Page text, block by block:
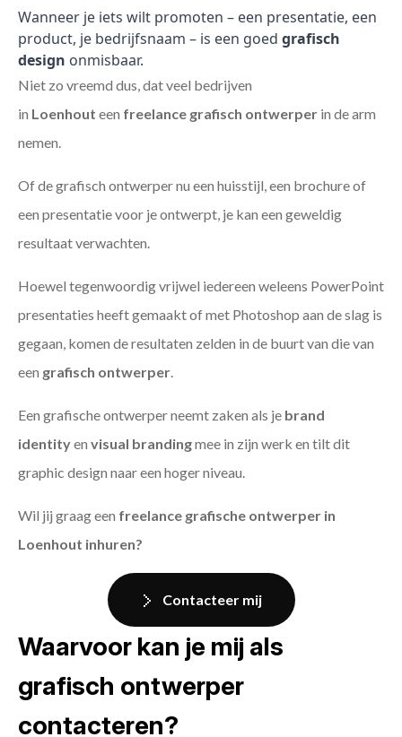
Wanneer je iets wilt promoten – een presentatie, een
product, je bedrijfsnaam – is een goed grafisch
design onmisbaar.
Niet zo vreemd dus, dat veel bedrijven
in Loenhout een freelance grafisch ontwerper in de arm
nemen.
Of de grafisch ontwerper nu een huisstijl, een brochure of
een presentatie voor je ontwerpt, je kan een geweldig
resultaat verwachten.
Hoewel tegenwoordig vrijwel iedereen weleens PowerPoint
presentaties heeft gemaakt of met Photoshop aan de slag is
gegaan, komen de resultaten zelden in de buurt van die van
een grafisch ontwerper
Een grafische ontwerper neemt zaken als je brand
identityen visual brandingmee in zijn werk en tilt dit
graphic design naar een hoger niveau.
Wil jij graag een freelance grafische ontwerper in
Loenhout inhuren?
Contacteer mij
Waarvoor kan je mij als
grafisch ontwerper
contacteren?